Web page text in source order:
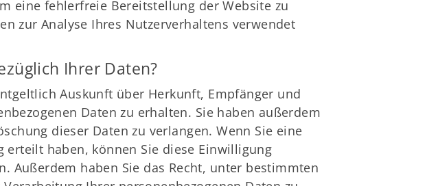
eine fehlerfreie Bereitstellung der Website zu
zur Analyse Ihres Nutzerverhaltens verwendet
Ihrer Daten?
Auskunft über Herkunft, Empfänger und
Daten zu erhalten. Sie haben außerdem
dieser Daten zu verlangen. Wenn Sie eine
erteilt haben, können Sie diese Einwilligung
Außerdem haben Sie das Recht, unter bestimmten